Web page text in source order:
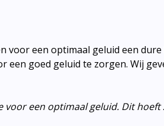
voor een optimaal geluid een
een goed geluid te zorgen. Wij
een optimaal geluid. Dit hoeft